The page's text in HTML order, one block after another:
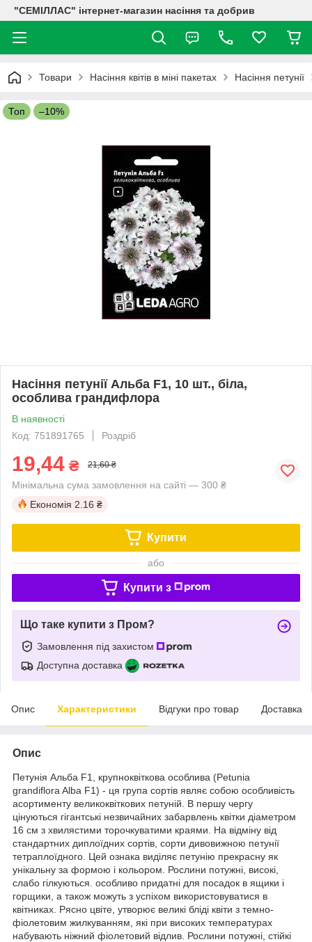
"СЕМІЛЛАС" інтернет-магазин насіння та добрив
Товари Насіння квітів в міні пакетах Насіння петунії
Топ –10%
Насіння петунії Альба F1, 10 шт., біла,
особлива грандифлора
В наявності
Код: 751891765
Роздріб
19,44 ₴ 21,60 ₴
Мінімальна сума замовлення на сайті — 300 ₴
Економія 2.16 ₴
Купити
або
Купити з
Що таке купити з Пром?
Замовлення під захистом
Доступна доставка
Опис Характеристики Відгуки про товар Доставка
Опис
Петунія Альба F1, крупноквіткова особлива (Petunia
grandiflora Alba F1) - ця група сортів являє собою особливість
асортименту великоквіткових петуній. В першу чергу
цінуються гігантські незвичайних забарвлень квітки діаметром
16 см з хвилястими торочкуватими краями. На відміну від
стандартних диплоїдних сортів, сорти дивовижною петунії
тетраплоїдного. Цей ознака виділяє петунію прекрасну як
унікальну за формою і кольором. Рослини потужні, високі,
слабо гілкуються. особливо придатні для посадок в ящики і
горщики, а також можуть з успіхом використовуватися в
квітниках. Рясно цвіте, утворює великі бліді квіти з темно-
фіолетовим жилкуванням, які при високих температурах
набувають ніжний фіолетовий відлив. Рослини потужні, стійкі